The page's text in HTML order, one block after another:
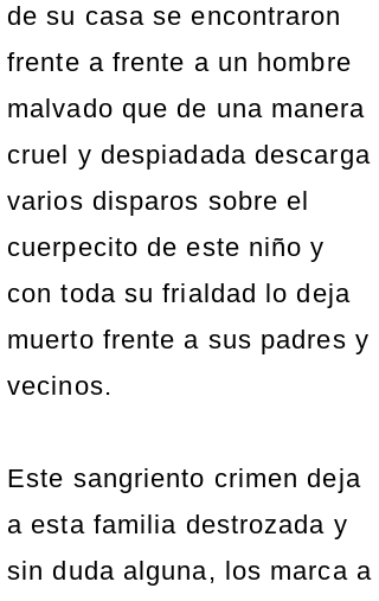
de su casa se encontraron
frente a frente a un hombre
malvado que de una manera
cruel y despiadada descarga
varios disparos sobre el
cuerpecito de este niño y
con toda su frialdad lo deja
muerto frente a sus padres y
vecinos.
Este sangriento crimen deja
a esta familia destrozada y
sin duda alguna, los marca a